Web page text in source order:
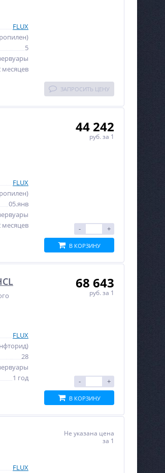
FLUX
5
месяцев
ЗАПРОСИТЬ ЦЕНУ
FLUX
05.янв
месяцев
44 242
руб. за 1
+
-
В КОРЗИНУ
FLUX
28
1 год
68 643
руб. за 1
+
-
В КОРЗИНУ
FLUX
Не указана цена
за 1